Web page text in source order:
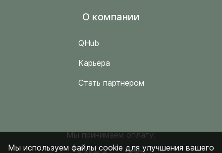
O компании
QHub
Карьера
Стать партнером
Мы принимаем оплату:
Мы используем файлы cookie для улучшения вашего